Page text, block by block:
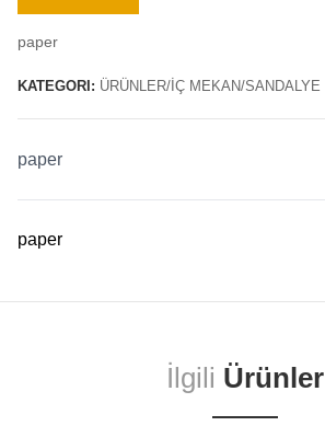
paper
KATEGORI: ÜRÜNLER/İÇ MEKAN/SANDALYE
paper
paper
İlgili Ürünler